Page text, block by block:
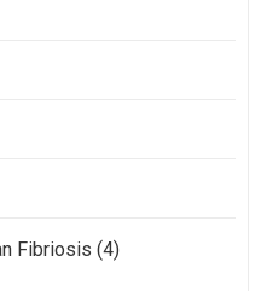
Fibriosis (4)